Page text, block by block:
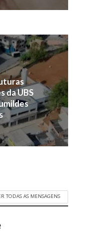
da UBS
TODAS AS MENSAGENS